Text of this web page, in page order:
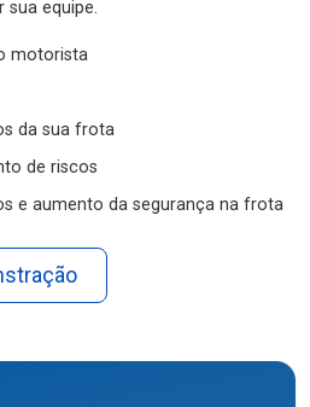
sua equipe.
motorista
da sua frota
de riscos
e aumento da segurança na frota